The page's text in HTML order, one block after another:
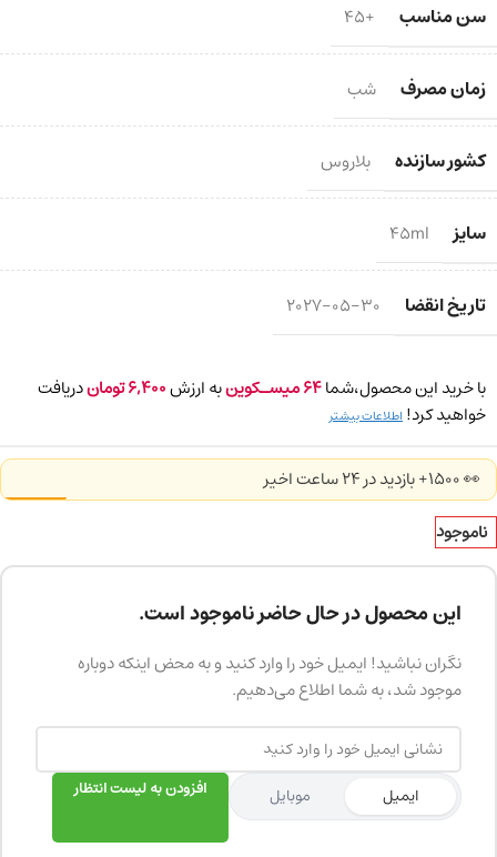
سن مناسب +45
زمان مصرف شب
کشور سازنده بلاروس
سایز 45ml
تاریخ انقضا 2027-05-30
با خرید این محصول،شما64میسـکوینبه ارزش6,400توماندریافت
خواهید کرد! اطلاعات بیشتر
👀 1500+ بازدید در ۲۴ ساعت اخیر
ناموجود
این محصول در حال حاضر ناموجود است.
نگران نباشید! ایمیل خود را وارد کنید و به محض اینکه دوباره
موجود شد، به شما اطلاع می‌دهیم.
ایمیل موبایل افزودن به لیست انتظار